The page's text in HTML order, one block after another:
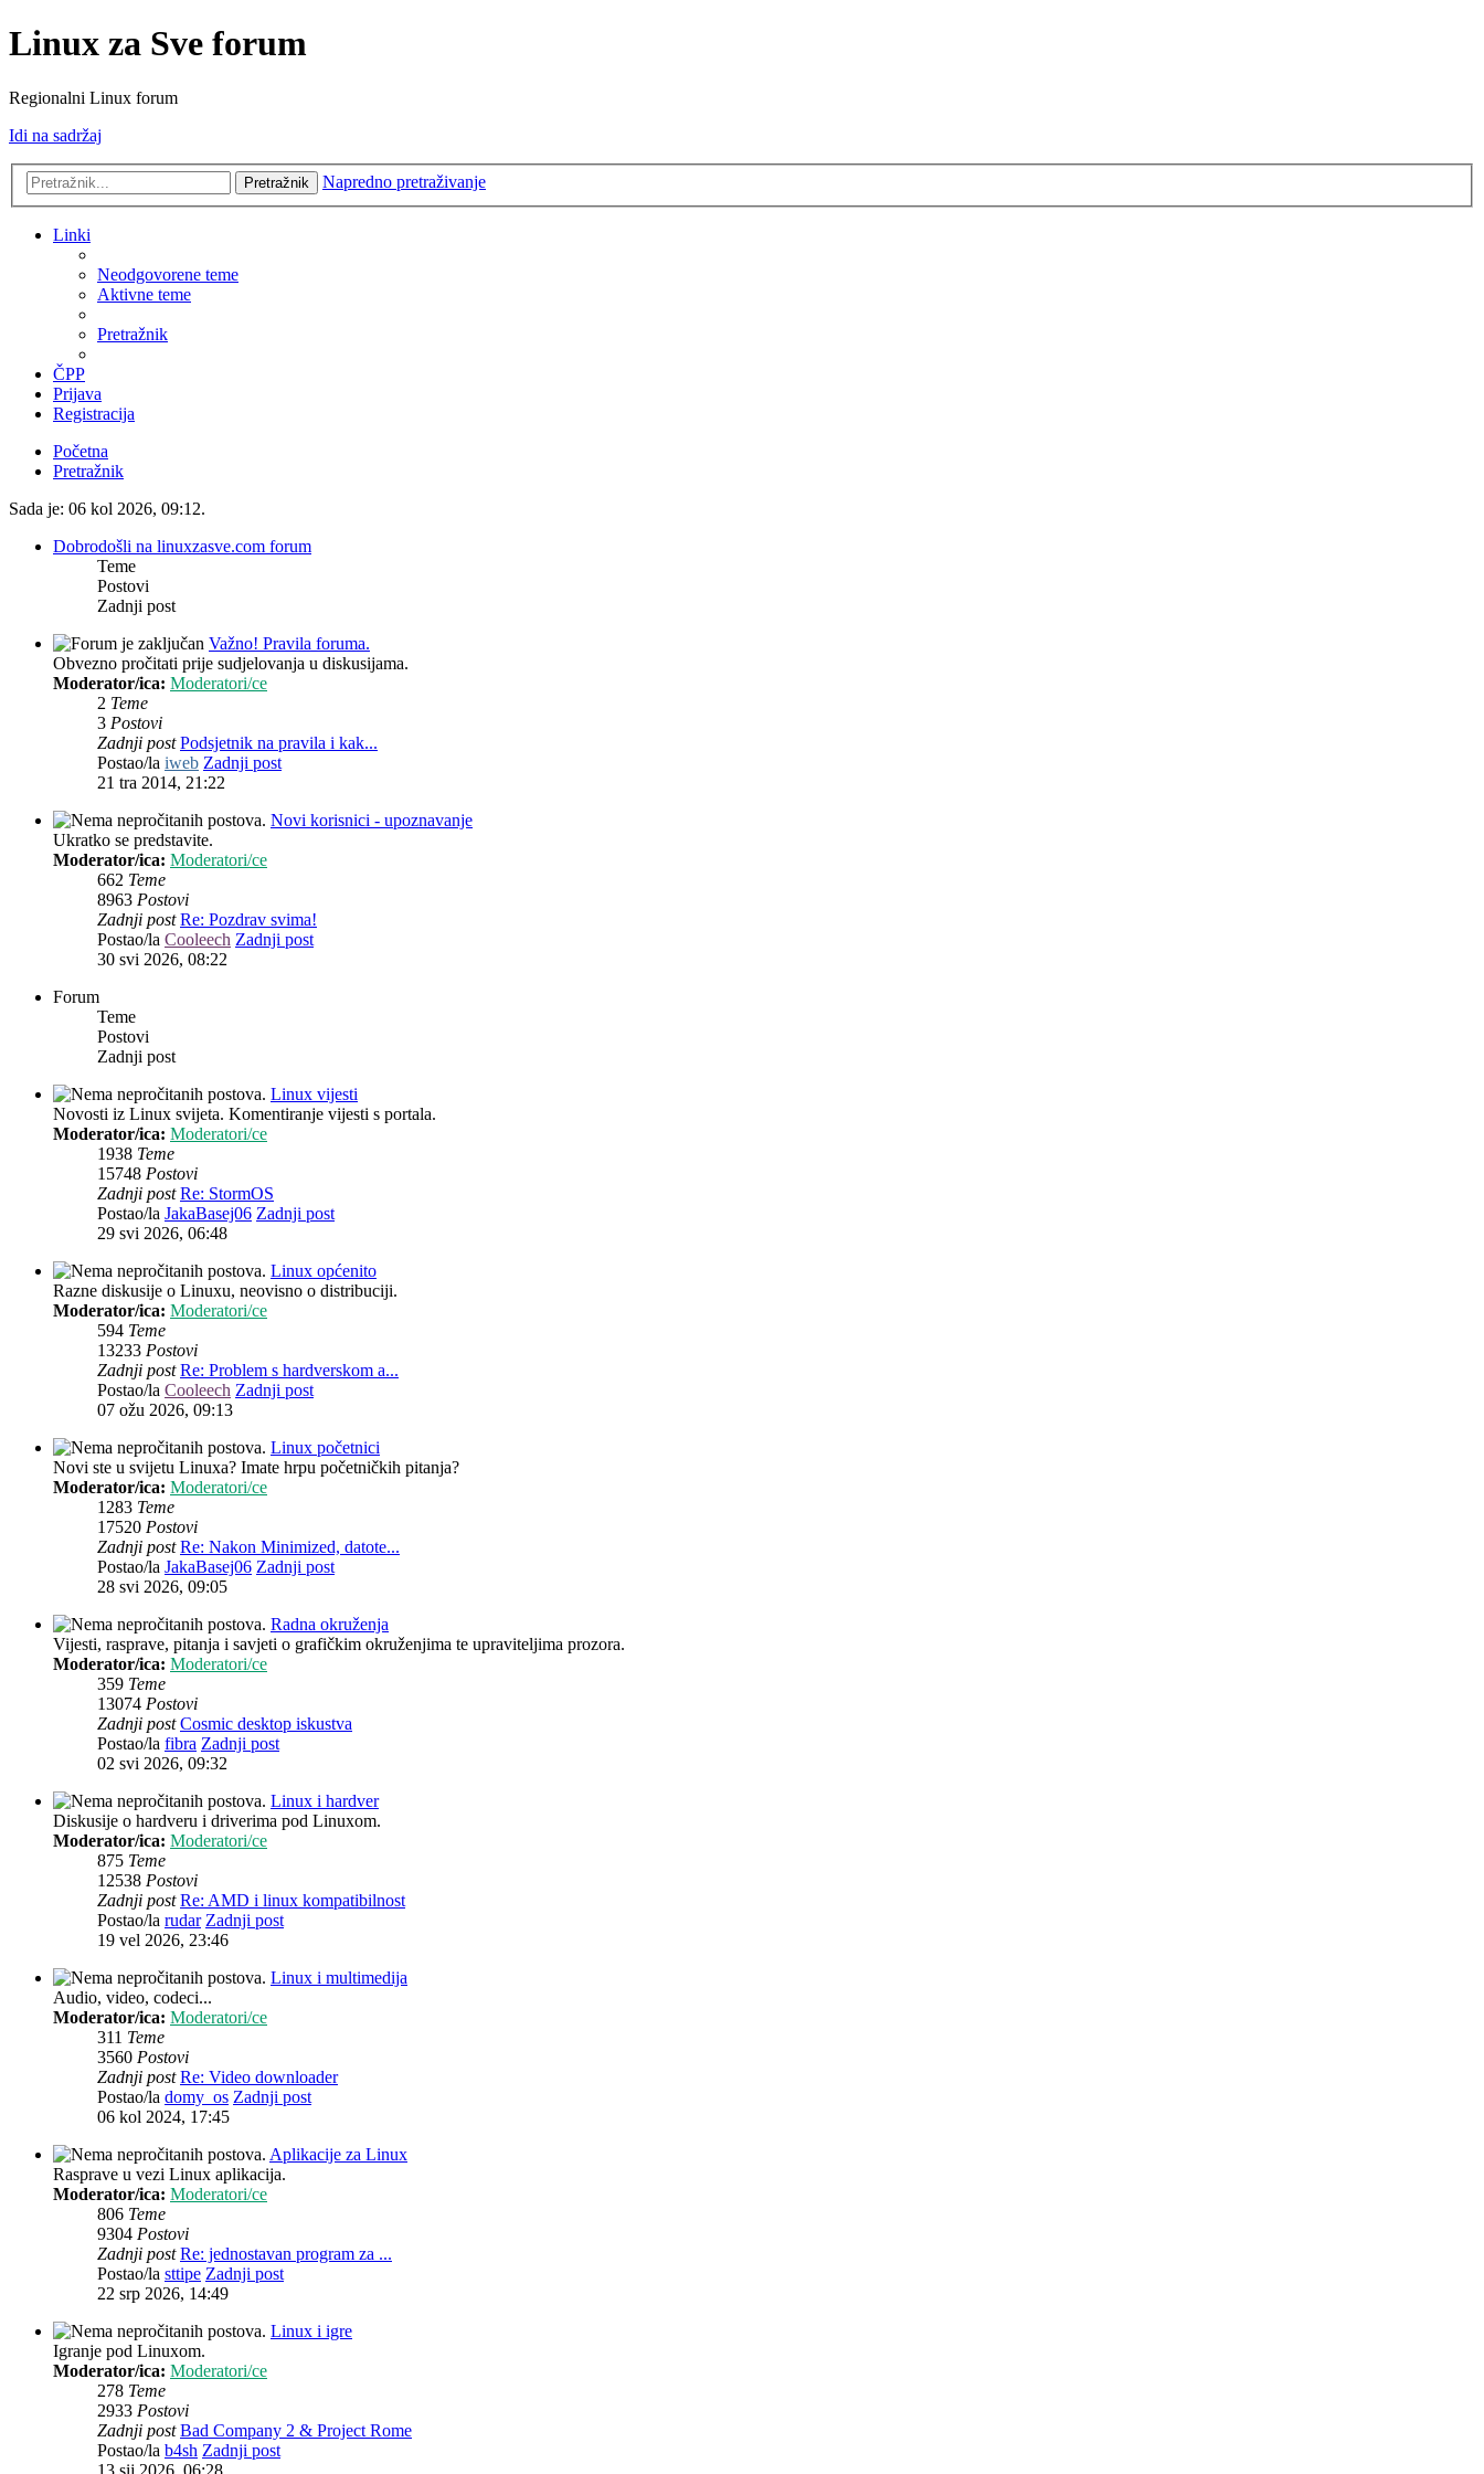
Linux za Sve forum
Regionalni Linux forum
Idi na sadržaj
Pretražnik Napredno pretraživanje
Linki
Neodgovorene teme
Aktivne teme
Pretražnik
ČPP
Prijava
Registracija
Početna
Pretražnik
Sada je: 06 kol 2026, 09:12.
Dobrodošli na linuxzasve.com forum
Teme
Postovi
Zadnji post
Važno! Pravila foruma.
Obvezno pročitati prije sudjelovanja u diskusijama.
Moderator/ica: Moderatori/ce
2 Teme
3 Postovi
Zadnji post Podsjetnik na pravila i kak...
Postao/la iweb Zadnji post
21 tra 2014, 21:22
Novi korisnici - upoznavanje
Ukratko se predstavite.
Moderator/ica: Moderatori/ce
662 Teme
8963 Postovi
Zadnji post Re: Pozdrav svima!
Postao/la Cooleech Zadnji post
30 svi 2026, 08:22
Forum
Teme
Postovi
Zadnji post
Linux vijesti
Novosti iz Linux svijeta. Komentiranje vijesti s portala.
Moderator/ica: Moderatori/ce
1938 Teme
15748 Postovi
Zadnji post Re: StormOS
Postao/la JakaBasej06 Zadnji post
29 svi 2026, 06:48
Linux općenito
Razne diskusije o Linuxu, neovisno o distribuciji.
Moderator/ica: Moderatori/ce
594 Teme
13233 Postovi
Zadnji post Re: Problem s hardverskom a...
Postao/la Cooleech Zadnji post
07 ožu 2026, 09:13
Linux početnici
Novi ste u svijetu Linuxa? Imate hrpu početničkih pitanja?
Moderator/ica: Moderatori/ce
1283 Teme
17520 Postovi
Zadnji post Re: Nakon Minimized, datote...
Postao/la JakaBasej06 Zadnji post
28 svi 2026, 09:05
Radna okruženja
Vijesti, rasprave, pitanja i savjeti o grafičkim okruženjima te upraviteljima prozora.
Moderator/ica: Moderatori/ce
359 Teme
13074 Postovi
Zadnji post Cosmic desktop iskustva
Postao/la fibra Zadnji post
02 svi 2026, 09:32
Linux i hardver
Diskusije o hardveru i driverima pod Linuxom.
Moderator/ica: Moderatori/ce
875 Teme
12538 Postovi
Zadnji post Re: AMD i linux kompatibilnost
Postao/la rudar Zadnji post
19 vel 2026, 23:46
Linux i multimedija
Audio, video, codeci...
Moderator/ica: Moderatori/ce
311 Teme
3560 Postovi
Zadnji post Re: Video downloader
Postao/la domy_os Zadnji post
06 kol 2024, 17:45
Aplikacije za Linux
Rasprave u vezi Linux aplikacija.
Moderator/ica: Moderatori/ce
806 Teme
9304 Postovi
Zadnji post Re: jednostavan program za ...
Postao/la sttipe Zadnji post
22 srp 2026, 14:49
Linux i igre
Igranje pod Linuxom.
Moderator/ica: Moderatori/ce
278 Teme
2933 Postovi
Zadnji post Bad Company 2 & Project Rome
Postao/la b4sh Zadnji post